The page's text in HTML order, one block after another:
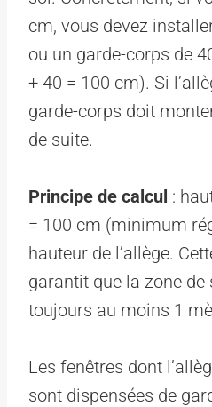
cm, vous devez
ou un garde-corps de
+ 40 = 100 cm). Si
garde-corps doit
de suite.
Principe de calcul :
= 100 cm (minimum
hauteur de l’allège.
garantit que la zone
toujours au moins 1
Les fenêtres dont
sont dispensées de